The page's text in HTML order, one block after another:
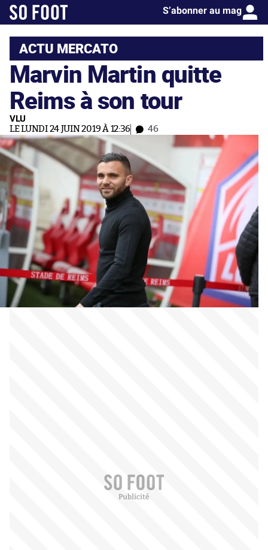
S’abonner au mag
ACTU MERCATO
Marvin Martin quitte
Reims à son tour
VLU
LE LUNDI 24 JUIN 2019 À 12:36 46